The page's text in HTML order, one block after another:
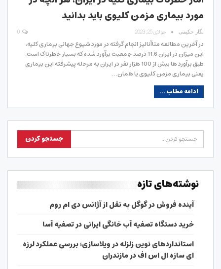
مورد بیماری مزمن کلیوی باید بدانید
نگار حکیمی جولای 25, 2023
در آخرین مطالعه متاآنالیز انجام گرفته در مورد شیوع جهانی بیماری کلیه،
این میزان در ایران 11.6 درصد جمعیت برآورد شده که بسیار خطرناک است.
طبق برآورد ها بیش از 100 هزار نفر در ایران به مرحله پیشرفته این بیماری
یعنی بیماری مزمن کلیوی یا همان…
ادامه مطلب ...
نوشته‌های تازه
آینده فروش در گوگل به نقل از آژانس دی ام روم
خرید دستگاه تصفیه آب خانگی ایرانی در تصفیه آسا
استانداردهای نوین زلزله در ویلاسازی؛ بررسی عملکرد لرزه
ای سازه ال اس اف در مازندران